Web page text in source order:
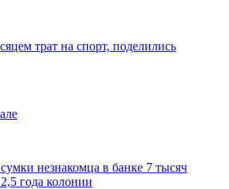
трат на спорт, поделились
незнакомца в банке 7 тысяч
года колонии